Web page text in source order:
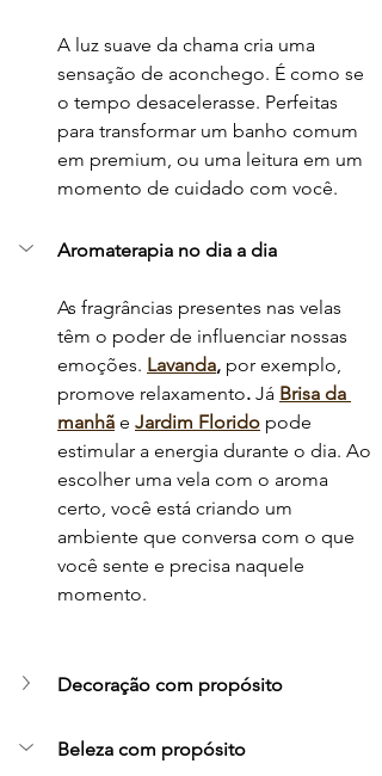
A luz suave da chama cria uma
sensação de aconchego. É como se
o tempo desacelerasse. Perfeitas
para transformar um banho comum
em premium, ou uma leitura em um
momento de cuidado com você.
Aromaterapia no dia a dia
As fragrâncias presentes nas velas
têm o poder de influenciar nossas
emoções. Lavanda, por exemplo,
promove relaxamento. Já Brisa da
manhã e Jardim Florido pode
estimular a energia durante o dia. Ao
escolher uma vela com o aroma
certo, você está criando um
ambiente que conversa com o que
você sente e precisa naquele
momento.
Decoração com propósito
Beleza com propósito